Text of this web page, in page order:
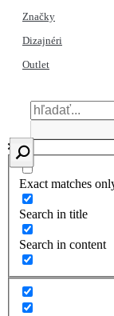
Značky
Dizajnéri
Outlet
Exact matches
Search in title
Search in content